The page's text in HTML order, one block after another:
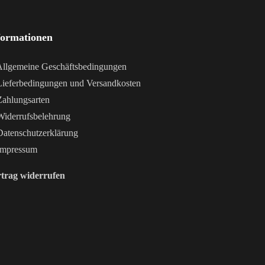
Geschäftsbedingungen
und Versandkosten
widerrufen